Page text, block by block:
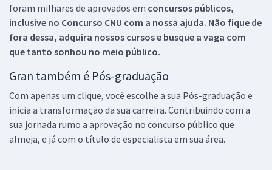
foram milhares de aprovados em concursos públicos,
inclusive no Concurso CNU com a nossa ajuda. Não fique de
fora dessa, adquira nossos cursos e busque a vaga com
que tanto sonhou no meio público.
Gran também é Pós-graduação
Com apenas um clique, você escolhe a sua Pós-graduação e
inicia a transformação da sua carreira. Contribuindo com a
sua jornada rumo a aprovação no concurso público que
almeja, e já com o título de especialista em sua área.